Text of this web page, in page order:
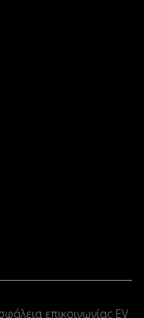
επικοινωνίας EV